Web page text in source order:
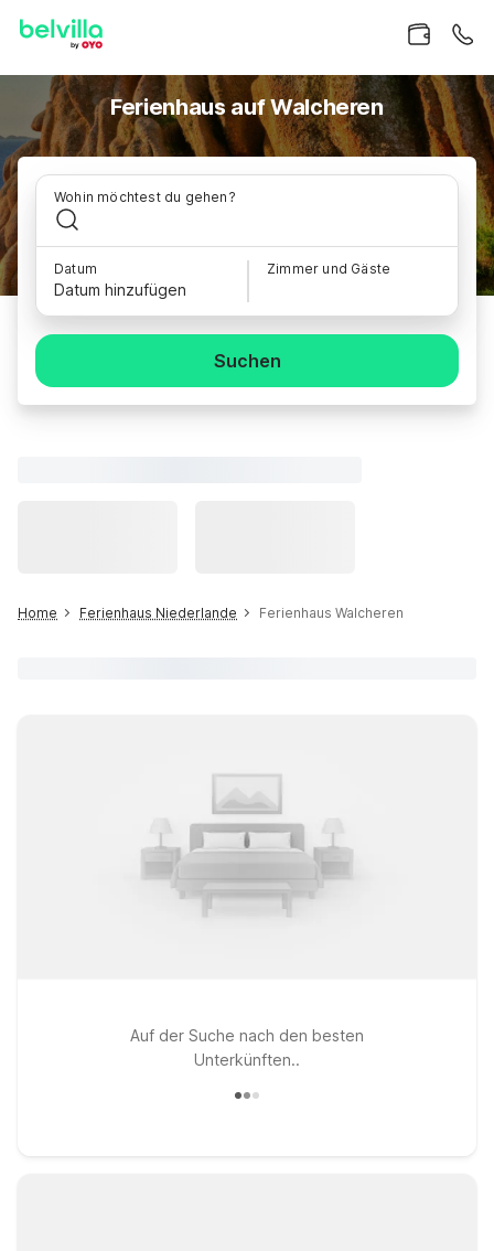
Ferienhaus auf Walcheren
Wohin möchtest du gehen?
Datum
Datum hinzufügen
Zimmer und Gäste
Suchen
Home Ferienhaus Niederlande Ferienhaus Walcheren
Auf der Suche nach den besten
Unterkünften..